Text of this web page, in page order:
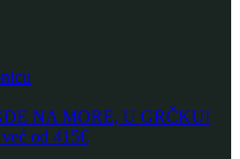
NA MORE, U GRČKU!
od 415€